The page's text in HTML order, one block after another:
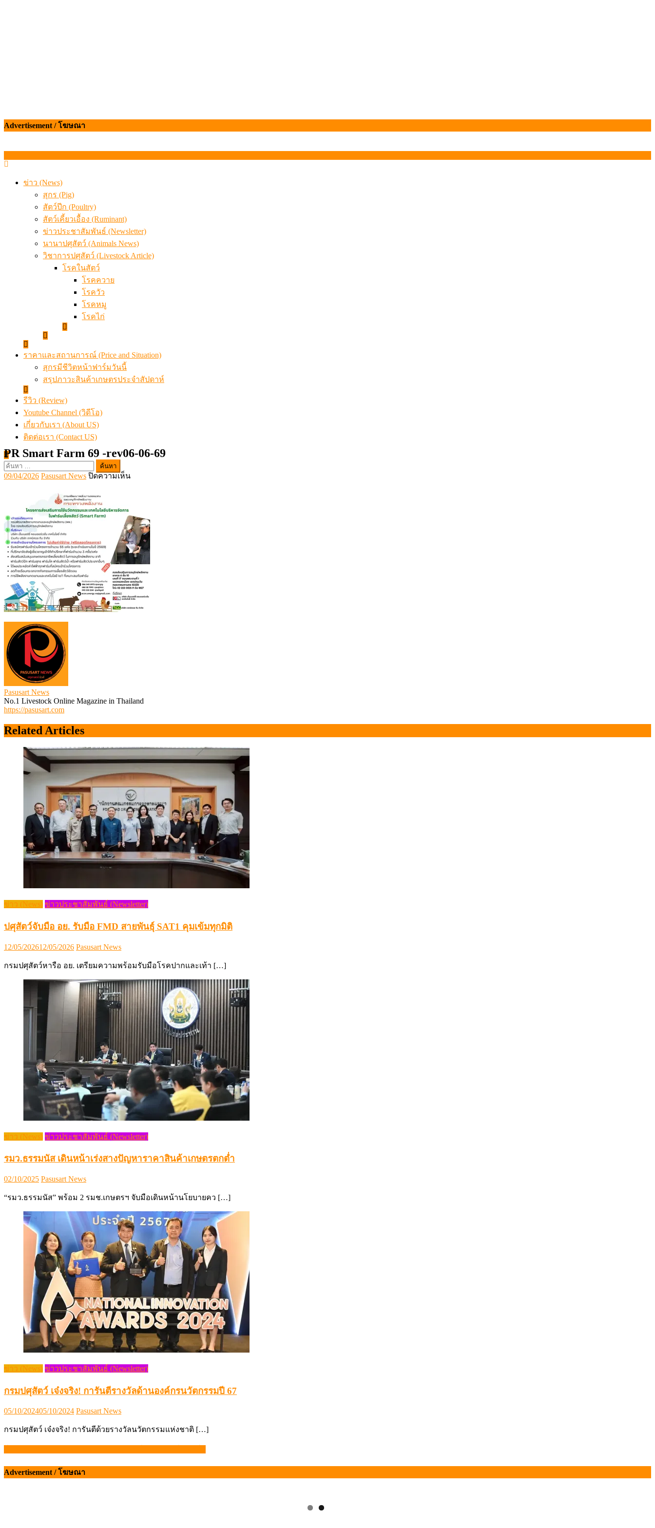
Advertisement / โฆษณา
ข่าว (News)
สุกร (Pig)
สัตว์ปีก (Poultry)
สัตว์เคี้ยวเอื้อง (Ruminant)
ข่าวประชาสัมพันธ์ (Newsletter)
นานาปศุสัตว์ (Animals News)
วิชาการปศุสัตว์ (Livestock Article)
โรคในสัตว์
โรคควาย
โรควัว
โรคหมู
โรคไก่
ราคาและสถานการณ์ (Price and Situation)
สุกรมีชีวิตหน้าฟาร์มวันนี้
สรุปภาวะสินค้าเกษตรประจำสัปดาห์
รีวิว (Review)
Youtube Channel (วิดีโอ)
เกี่ยวกับเรา (About US)
ติดต่อเรา (Contact US)
ค้นหา
สำหรับ:
PR Smart Farm 69 -rev06-06-69
Posted
on
09/04/2026Author
Pasusart News ปิดความเห็นบน
-
rev06-
06-
69
Pasusart News
No.1 Livestock Online Magazine in Thailand
https://pasusart.com
Related Articles
ข่าว (News) ข่าวประชาสัมพันธ์ (Newsletter)
ปศุสัตว์จับมือ อย. รับมือ FMD สายพันธุ์ SAT1 คุมเข้มทุกมิติ
Posted
12/05/202612/05/2026 Author
Pasusart News
กรมปศุสัตว์หารือ อย. เตรียมความพร้อมรับมือโรคปากและเท้า […]
ข่าว (News) ข่าวประชาสัมพันธ์ (Newsletter)
รมว.ธรรมนัส เดินหน้าเร่งสางปัญหาราคาสินค้าเกษตรตกต่ำ
Posted
02/10/2025 Author
Pasusart News
“รมว.ธรรมนัส” พร้อม 2 รมช.เกษตรฯ จับมือเดินหน้านโยบายคว […]
ข่าว (News) ข่าวประชาสัมพันธ์ (Newsletter)
กรมปศุสัตว์ เจ๋งจริง! การันตีรางวัลด้านองค์กรนวัตกรรมปี 67
Posted
05/10/202405/10/2024 Author
Pasusart News
กรมปศุสัตว์ เจ๋งจริง! การันตีด้วยรางวัลนวัตกรรมแห่งชาติ […]
แนะแนว
เรื่อง
Advertisement / โฆษณา